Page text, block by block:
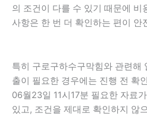
의 조건이 다를 수 있기 때문에 비
사항은 한 번 더 확인하는 편이 안
특히 구로구하수구막힘와 관련해
출이 필요한 경우에는 진행 전 확
06월23일 11시17분 필요한 자료
있고, 조건을 제대로 확인하지 않